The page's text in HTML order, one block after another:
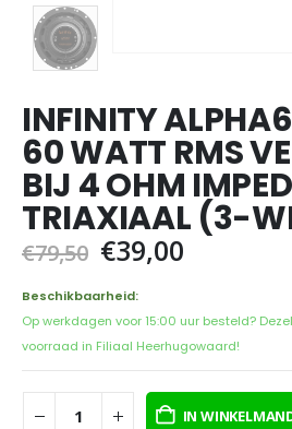
INFINITY
60 WATT RMS
BIJ 4 OHM
TRIAXIAAL (3-
€79,50 Oorspronkelijke
prijs
was:
€79,50.
€39,00 Huidige
€39,00.
Beschikbaarheid:
Op werkdagen voor 15:00 uur besteld?
voorraad in Filiaal Heerhugowaard!
IN